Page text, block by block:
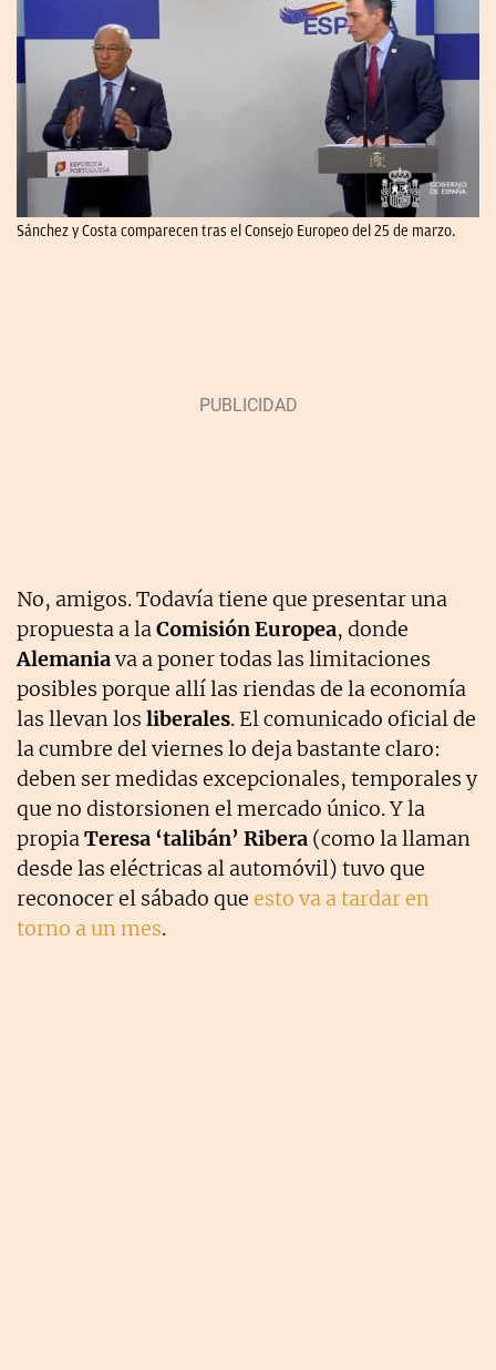
Sánchez y Costa comparecen tras el Consejo Europeo del 25 de marzo.
No, amigos. Todavía tiene que presentar una
propuesta a laComisión Europea, donde
Alemaniava a poner todas las limitaciones
posibles porque allí las riendas de la economía
las llevan los liberales. El comunicado oficial de
la cumbre del viernes lo deja bastante claro:
deben ser medidas excepcionales, temporales y
que no distorsionen el mercado único. Y la
propiaTeresa ‘talibán’ Ribera (como la llaman
desde las eléctricas al automóvil) tuvo que
reconocer el sábado que esto va a tardar en
torno a un mes.